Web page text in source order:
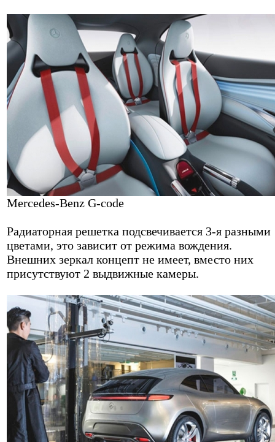
Mercedes-Benz G-code
Радиаторная решетка подсвечивается 3-я разными
цветами, это зависит от режима вождения.
Внешних зеркал концепт не имеет, вместо них
присутствуют 2 выдвижные камеры.